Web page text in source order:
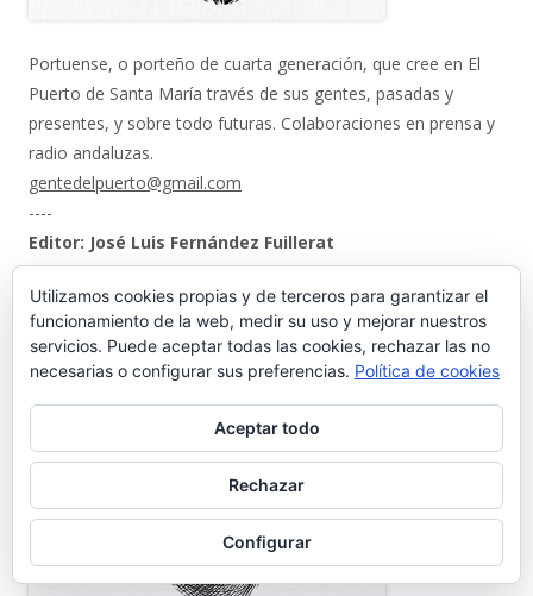
Portuense, o porteño de cuarta generación, que cree en El
Puerto de Santa María través de sus gentes, pasadas y
presentes, y sobre todo futuras. Colaboraciones en prensa y
radio andaluzas.
gentedelpuerto@gmail.com
----
Editor: José Luis Fernández Fuillerat
Utilizamos cookies propias y de terceros para garantizar el
funcionamiento de la web, medir su uso y mejorar nuestros
servicios. Puede aceptar todas las cookies, rechazar las no
necesarias o configurar sus preferencias. Política de cookies
Aceptar todo
Rechazar
Configurar